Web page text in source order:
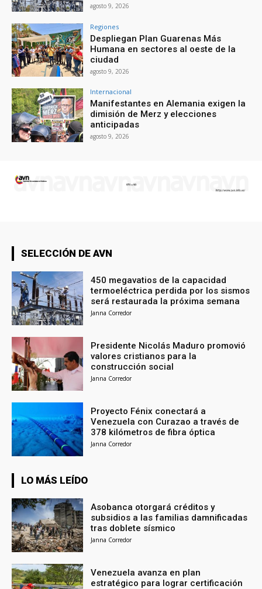
agosto 9, 2026
Regiones
Despliegan Plan Guarenas Más
Humana en sectores al oeste de la
ciudad
agosto 9, 2026
Internacional
Manifestantes en Alemania exigen la
dimisión de Merz y elecciones
anticipadas
agosto 9, 2026
SELECCIÓN DE AVN
450 megavatios de la capacidad
termoeléctrica perdida por los sismos
será restaurada la próxima semana
Janna Corredor
Presidente Nicolás Maduro promovió
valores cristianos para la
construcción social
Janna Corredor
Proyecto Fénix conectará a
Venezuela con Curazao a través de
378 kilómetros de fibra óptica
Janna Corredor
LO MÁS LEÍDO
Asobanca otorgará créditos y
subsidios a las familias damnificadas
tras doblete sísmico
Janna Corredor
Venezuela avanza en plan
estratégico para lograr certificación